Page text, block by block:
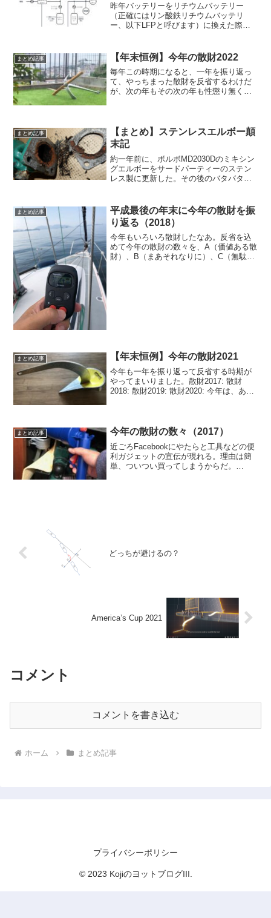
昨年バッテリーをリチウムバッテリー
（正確にはリン酸鉄リチウムバッテリ
ー、以下LFPと呼びます）に換えた際、
り掛かってから右往左往しているうち
に、機器の構成がどんどん複雑...
まとめ記事 【年末恒例】今年の散財2022
毎年この時期になると、一年を振り返っ
て、やっちまった散財を反省するわけだ
が、次の年もその次の年も性懲り無く散
で鞆の浦の鉄工所が昔...
まとめ記事
【まとめ】ステンレスエルボー顛
末記
約一年前に、ボルボMD2030Dのミキシン
グエルボーをサードパーティーのステン
レス製に更新した。その後のバタバタの
ので、このへんで顛末記として一本にま
とめておくことにし...
まとめ記事
平成最後の年末に今年の散財を振
り返る（2018）
今年もいろいろ散財したなあ。反省を込
めて今年の散財の数々を、A（価値ある散
財）、B（まあそれなりに）、C（無駄遣
まとめ記事 【年末恒例】今年の散財2021
今年も一年を振り返って反省する時期が
やってまいりました。散財2017: 散財
2018: 散財2019: 散財2020: 今年は、あま
まとめ記事 今年の散財の数々（2017）
近ごろFacebookにやたらと工具などの便
利ガジェットの宣伝が現れる。理由は簡
単、ついつい買ってしまうからだ。
どっちが避けるの？
America’s Cup 2021
コメント
コメントを書き込む
ホーム まとめ記事
プライバシーポリシー
© 2023 KojiのヨットブログIII.